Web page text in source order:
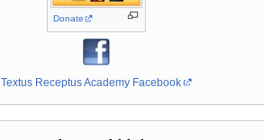
Donate
Textus Receptus Academy Facebook